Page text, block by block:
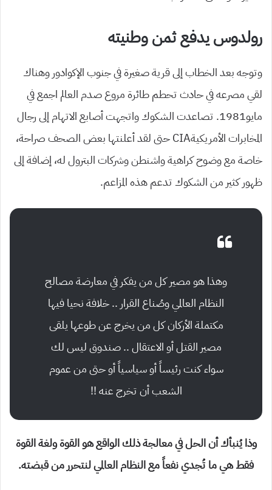
رولدوس يدفع ثمن وطنيته
وتوجه بعد الخطاب إلى قرية صغيرة في جنوب الإكوادور وهناك
لقي مصرعه في حادث تحطم طائرة مروع صدم العالم اجمع في
مايو1981. تصاعدت الشكوك واتجهت أصابع الاتهام إلى رجال
المخابرات الأمريكيةCIA حتى لقد أعلنتها بعض الصحف صراحة،
خاصة مع وضوح كراهية واشنطن وشركات البترول له، إضافة إلى
ظهور كثير من الشكوك تدعم هذه المزاعم.
وهذا هو مصير كل من يفكر في معارضة مصالح
النظام العالمي وصُناع القرار .. خلافة نحيا فيها
مكتملة الأركان كل من يخرج عن طوعها يلقى
مصير القتل أو الاعتقال .. صندوق ليس لك
سواء كنت رئيساً أو سياسياً أو حتى من عموم
الشعب أن تخرج عنه !!
وذا يُنبأك أن الحل في معالجة ذلك الواقع هو القوة ولغة القوة
فقط هي ما تُجدي نفعاً مع النظام العالمي لنتحرر من قبضته.